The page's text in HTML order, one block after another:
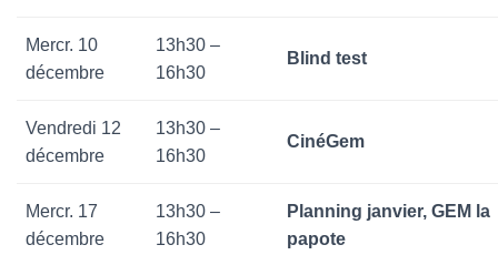
Mercr. 10
décembre
13h30 –
16h30
Blind test
Vendredi 12
décembre
13h30 –
16h30
CinéGem
Mercr. 17
décembre
13h30 –
16h30
Planning janvier, GEM la
papote